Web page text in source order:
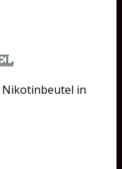
Nikotinbeutel in